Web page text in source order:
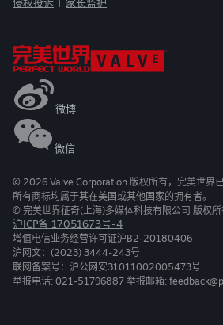
微博
微信
© 2026 Valve Corporation 版权所有，完美世界已
所有商标均属于其在美国或其他国家的拥有者。
© 完美世界征奇(上海)多媒体科技有限公司 版权所
沪ICP备 17051673号-4
增值电信业务经营许可证沪B2-20180406
沪网文：(2023) 3444-243号
联网备案号：沪公网安31011002005473号
举报电话: 021-51796887 举报邮箱: